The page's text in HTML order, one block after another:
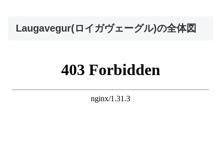
Laugavegur(ロイガヴェーグル)の全体図